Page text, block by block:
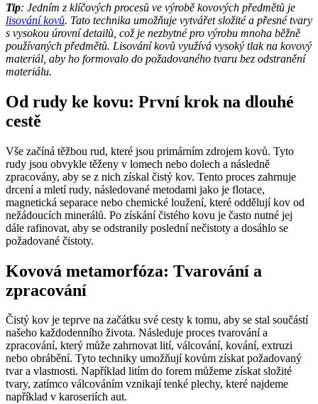
Tip: Jedním z klíčových procesů ve výrobě kovových předmětů je
lisování kovů. Tato technika umožňuje vytvářet složité a přesné tvary
s vysokou úrovní detailů, což je nezbytné pro výrobu mnoha běžně
používaných předmětů. Lisování kovů využívá vysoký tlak na kovový
materiál, aby ho formovalo do požadovaného tvaru bez odstranění
materiálu.
Od rudy ke kovu: První krok na dlouhé
cestě
Vše začíná těžbou rud, které jsou primárním zdrojem kovů. Tyto
rudy jsou obvykle těženy v lomech nebo dolech a následně
zpracovány, aby se z nich získal čistý kov. Tento proces zahrnuje
drcení a mletí rudy, následované metodami jako je flotace,
magnetická separace nebo chemické loužení, které oddělují kov od
nežádoucích minerálů. Po získání čistého kovu je často nutné jej
dále rafinovat, aby se odstranily poslední nečistoty a dosáhlo se
požadované čistoty.
Kovová metamorfóza: Tvarování a
zpracování
Čistý kov je teprve na začátku své cesty k tomu, aby se stal součástí
našeho každodenního života. Následuje proces tvarování a
zpracování, který může zahrnovat lití, válcování, kování, extruzi
nebo obrábění. Tyto techniky umožňují kovům získat požadovaný
tvar a vlastnosti. Například litím do forem můžeme získat složité
tvary, zatímco válcováním vznikají tenké plechy, které najdeme
například v karoseriích aut.